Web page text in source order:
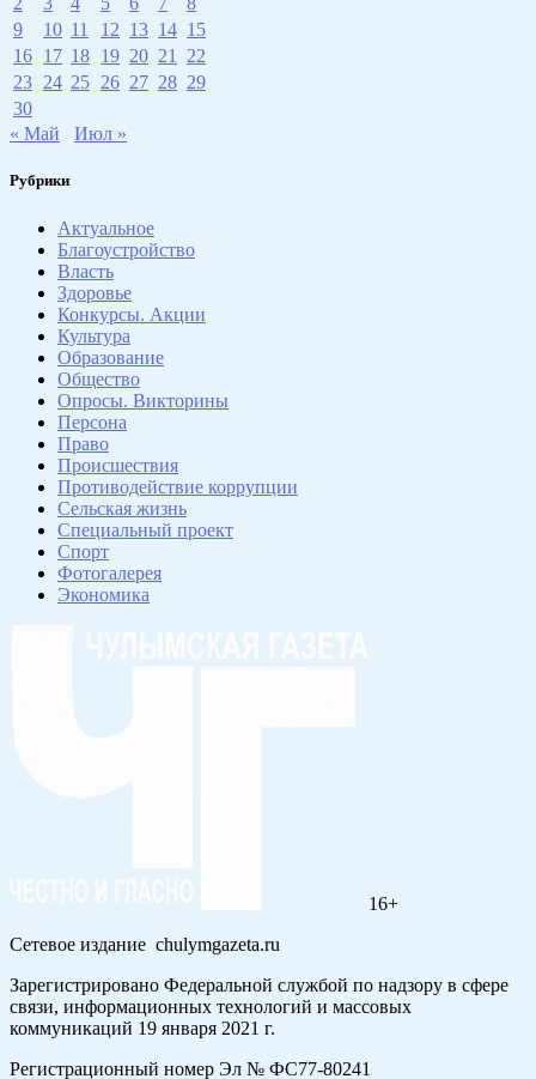
9
10 11 12 13 14 15
16 17 18 19 20 21
22
23 24 25 26 27 28 29
30
« Май
Июл »
Рубрики
Актуальное
Благоустройство
Власть
Здоровье
Конкурсы. Акции
Культура
Образование
Общество
Опросы. Викторины
Персона
Право
Происшествия
Противодействие коррупции
Сельская жизнь
Специальный проект
Спорт
Фотогалерея
Экономика
16+
Сетевое издание chulymgazeta.ru
Зарегистрировано Федеральной службой по надзору в сфере
связи, информационных технологий и массовых
коммуникаций 19 января 2021 г.
Регистрационный номер Эл № ФС77-80241